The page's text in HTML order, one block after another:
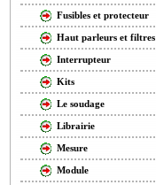
Fusibles et protecteur
Haut parleurs et filtres
Interrupteur
Kits
Le soudage
Librairie
Mesure
Module